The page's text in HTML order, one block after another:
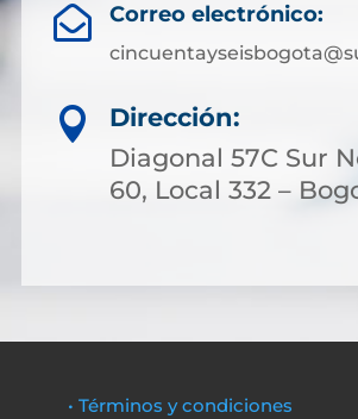
 Correo electrónico:

Dirección:
Diagonal 57C Sur
60, Local 332 –
• Términos y condiciones